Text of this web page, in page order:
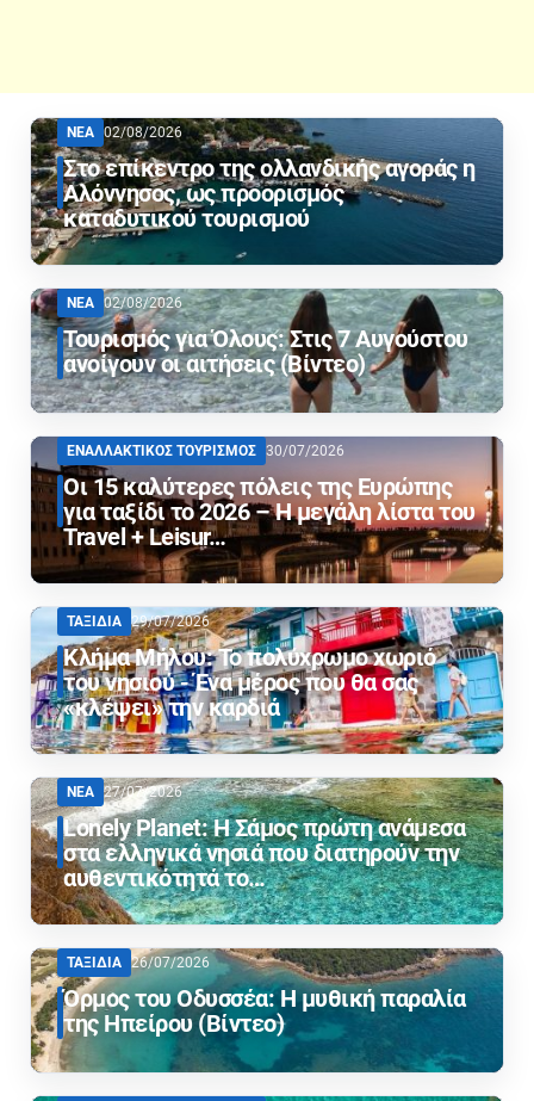
ΝΕΑ 02/08/2026
Στο επίκεντρο της ολλανδικής αγοράς η
Αλόννησος, ως προορισμός
καταδυτικού τουρισμού
ΝΕΑ 02/08/2026
Τουρισμός για Όλους: Στις 7 Αυγούστου
ανοίγουν οι αιτήσεις (Βίντεο)
ΕΝΑΛΛΑΚΤΙΚΟΣ ΤΟΥΡΙΣΜΟΣ 30/07/2026
Οι 15 καλύτερες πόλεις της Ευρώπης
για ταξίδι το 2026 – Η μεγάλη λίστα του
Travel + Leisur…
ΤΑΞΙΔΙΑ 29/07/2026
Κλήμα Μήλου: Το πολύχρωμο χωριό
του νησιού - Ένα μέρος που θα σας
«κλέψει» την καρδιά
ΝΕΑ 27/07/2026
Lonely Planet: Η Σάμος πρώτη ανάμεσα
στα ελληνικά νησιά που διατηρούν την
αυθεντικότητά το…
ΤΑΞΙΔΙΑ 26/07/2026
Όρμος του Οδυσσέα: Η μυθική παραλία
της Ηπείρου (Βίντεο)